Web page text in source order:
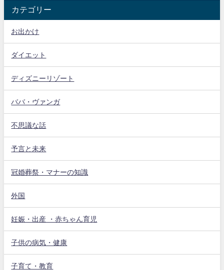
カテゴリー
お出かけ
ダイエット
ディズニーリゾート
ババ・ヴァンガ
不思議な話
予言と未来
冠婚葬祭・マナーの知識
外国
妊娠・出産 ・赤ちゃん育児
子供の病気・健康
子育て・教育